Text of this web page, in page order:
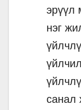
эрүүл
нэг
санал